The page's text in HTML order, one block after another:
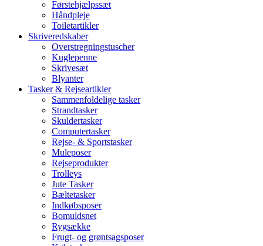
Førstehjælpssæt
Håndpleje
Toiletartikler
Skriveredskaber
Overstregningstuscher
Kuglepenne
Skrivesæt
Blyanter
Tasker & Rejseartikler
Sammenfoldelige tasker
Strandtasker
Skuldertasker
Computertasker
Rejse- & Sportstasker
Muleposer
Rejseprodukter
Trolleys
Jute Tasker
Bæltetasker
Indkøbsposer
Bomuldsnet
Rygsække
Frugt- og grøntsagsposer